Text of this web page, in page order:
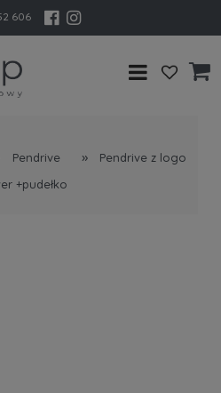
606
Pendrive »
Pendrive z logo
+pudełko